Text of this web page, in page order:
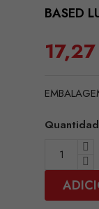
BASED